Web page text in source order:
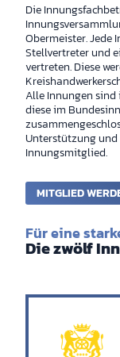
Die
Obermeister. Jede
Stellvertreter und
vertreten. Diese
Alle Innungen
diese im
Unterstützung
Innungsmitglied.
MITGLIED
Für eine
Die zwölf